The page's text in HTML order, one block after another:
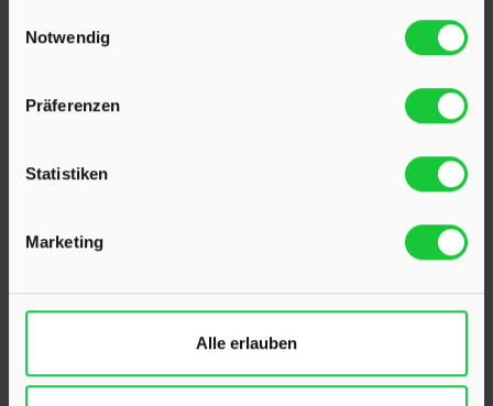
Notwendig
Präferenzen
Statistiken
Marketing
Alle erlauben
Immobilienmakler in Klein Rönnau
stehen wir Ihnen beim Verkauf und
bei der Vermietung Ihrer Immobilie zur Seite.
Mit umfassendem Fachwissen und lokaler Expertise
beraten wir Sie in allen Fragen rund um Ihr Haus oder
Ihre Wohnung in der Region Kaltenkirchen und Klein